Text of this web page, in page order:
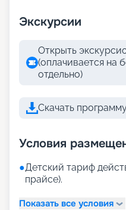
Экскурсии
Открыть
(оплачивается на
отдельно)
Скачать
Условия
●Детский тариф
прайсе).
Показать все условия